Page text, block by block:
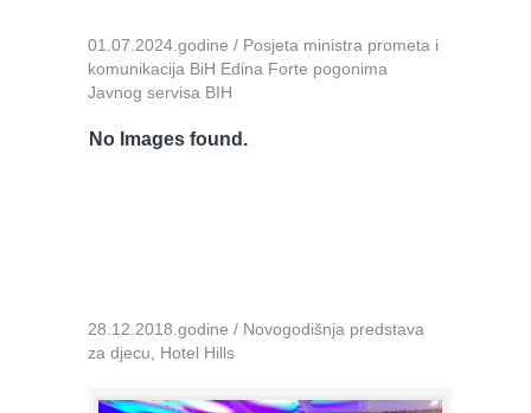
01.07.2024.godine / Posjeta ministra prometa i
komunikacija BiH Edina Forte pogonima
Javnog servisa BIH
No Images found.
28.12.2018.godine / Novogodišnja predstava
za djecu, Hotel Hills